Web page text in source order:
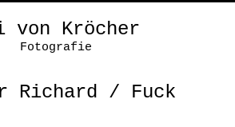
von Kröcher
Fotografie
Richard / Fuck